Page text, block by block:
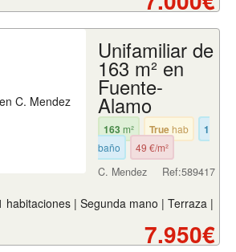
Unifamiliar de
163 m² en
Fuente-
Alamo
163 m² Truehab 1
baño 49 €/m²
Ref:589417
C. Mendez
habitaciones | Segunda mano | Terraza |
7.950€